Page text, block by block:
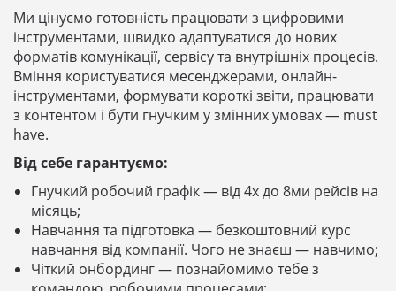
Ми цінуємо готовність працювати з цифровими
інструментами, швидко адаптуватися до нових
форматів комунікації, сервісу та внутрішніх процесів.
Вміння користуватися месенджерами, онлайн-
інструментами, формувати короткі звіти, працювати
з контентом і бути гнучким у змінних умовах — must
have.
Від себе гарантуємо:
Гнучкий робочий графік — від 4х до 8ми рейсів на
місяць;
Навчання та підготовка — безкоштовний курс
навчання від компанії. Чого не знаєш — навчимо;
Чіткий онбординг — познайомимо тебе з